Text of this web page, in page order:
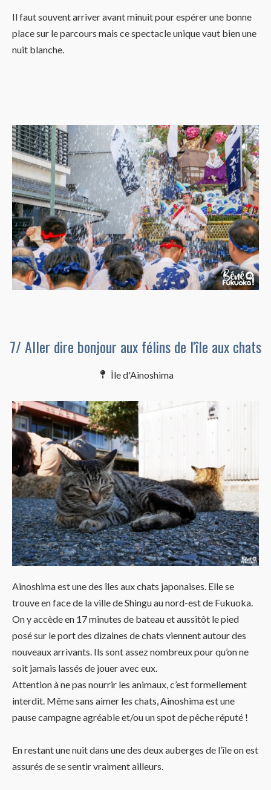
Il faut souvent arriver avant minuit pour espérer une bonne
place sur le parcours mais ce spectacle unique vaut bien une
nuit blanche.
7/ Aller dire bonjour aux félins de l'île aux chats
Île d'Ainoshima
Ainoshima est une des îles aux chats japonaises. Elle se
trouve en face de la ville de Shingu au nord-est de Fukuoka.
On y accède en 17 minutes de bateau et aussitôt le pied
posé sur le port des dizaines de chats viennent autour des
nouveaux arrivants. Ils sont assez nombreux pour qu’on ne
soit jamais lassés de jouer avec eux.
Attention à ne pas nourrir les animaux, c’est formellement
interdit. Même sans aimer les chats, Ainoshima est une
pause campagne agréable et/ou un spot de pêche réputé !
En restant une nuit dans une des deux auberges de l’île on est
assurés de se sentir vraiment ailleurs.